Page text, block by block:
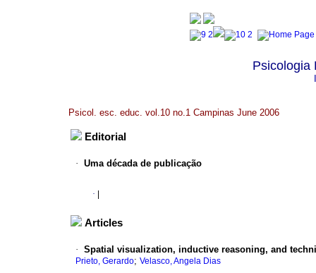
Psicologia
Psicol. esc. educ. vol.10 no.1 Campinas June 2006
Editorial
· Uma década de publicação
·
Articles
· Spatial visualization, inductive reasoning, and
Prieto, Gerardo; Velasco, Angela Dias